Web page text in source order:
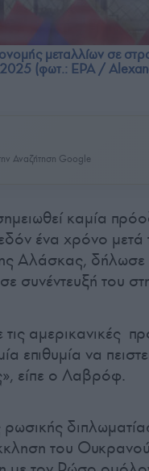
μεταλλίων σε
(φωτ.: EPA /
Αναζήτηση Google
καμία
ένα χρόνο
Αλάσκας,
σε συνέντευξή του
αμερικανικές
επιθυμία να
είπε ο Λαβρόφ.
του